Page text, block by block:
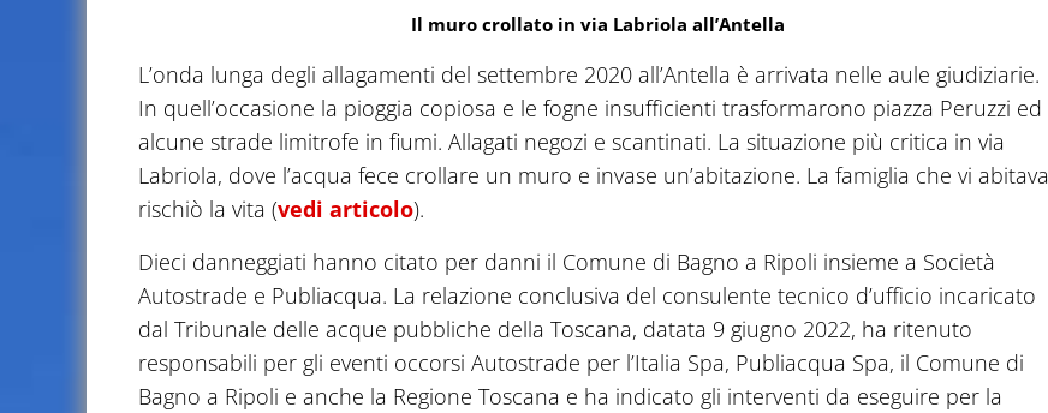
Il muro crollato in via Labriola all’Antella
L’onda lunga degli allagamenti del settembre 2020 all’Antella è arrivata nelle aule giudiziarie.
In quell’occasione la pioggia copiosa e le fogne insufficienti trasformarono piazza Peruzzi ed
alcune strade limitrofe in fiumi. Allagati negozi e scantinati. La situazione più critica in via
Labriola, dove l’acqua fece crollare un muro e invase un’abitazione. La famiglia che vi abitava
rischiò la vita (vedi articolo).
Dieci danneggiati hanno citato per danni il Comune di Bagno a Ripoli insieme a Società
Autostrade e Publiacqua. La relazione conclusiva del consulente tecnico d’ufficio incaricato
dal Tribunale delle acque pubbliche della Toscana, datata 9 giugno 2022, ha ritenuto
responsabili per gli eventi occorsi Autostrade per l’Italia Spa, Publiacqua Spa, il Comune di
Bagno a Ripoli e anche la Regione Toscana e ha indicato gli interventi da eseguire per la